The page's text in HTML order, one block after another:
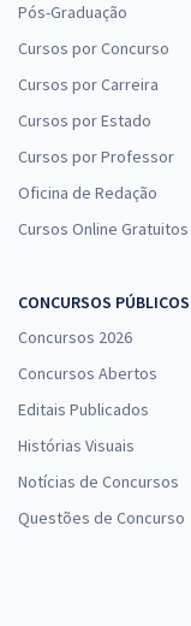
Pós-Graduação
Cursos por Concurso
Cursos por Carreira
Cursos por Estado
Cursos por Professor
Oficina de Redação
Cursos Online Gratuitos
CONCURSOS PÚBLICOS
Concursos 2026
Concursos Abertos
Editais Publicados
Histórias Visuais
Notícias de Concursos
Questões de Concurso